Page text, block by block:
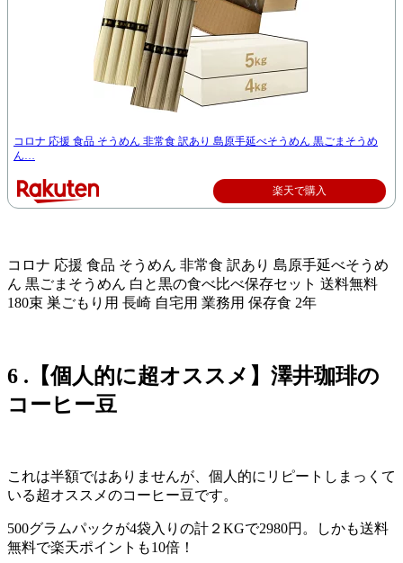
コロナ 応援 食品 そうめん 非常食 訳あり 島原手延べそうめん 黒ごまそうめ
ん…
楽天で購入
コロナ 応援 食品 そうめん 非常食 訳あり 島原手延べそうめ
ん 黒ごまそうめん 白と黒の食べ比べ保存セット 送料無料
180束 巣ごもり用 長崎 自宅用 業務用 保存食 2年
6 .【個人的に超オススメ】澤井珈琲の
コーヒー豆
これは半額ではありませんが、個人的にリピートしまっくて
いる超オススメのコーヒー豆です。
500グラムパックが4袋入りの計２KGで2980円。しかも送料
無料で楽天ポイントも10倍！